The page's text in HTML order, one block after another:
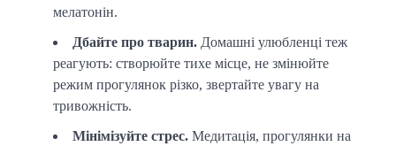
мелатонін.
Дбайте про тварин. Домашні улюбленці теж
реагують: створюйте тихе місце, не змінюйте
режим прогулянок різко, звертайте увагу на
тривожність.
Мінімізуйте стрес. Медитація, прогулянки на